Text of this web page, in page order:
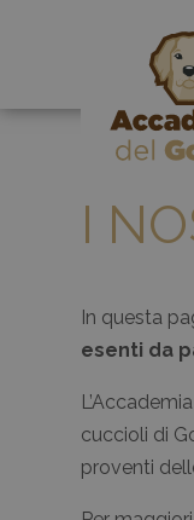
I
In questa
esenti da
cuccioli di
proventi